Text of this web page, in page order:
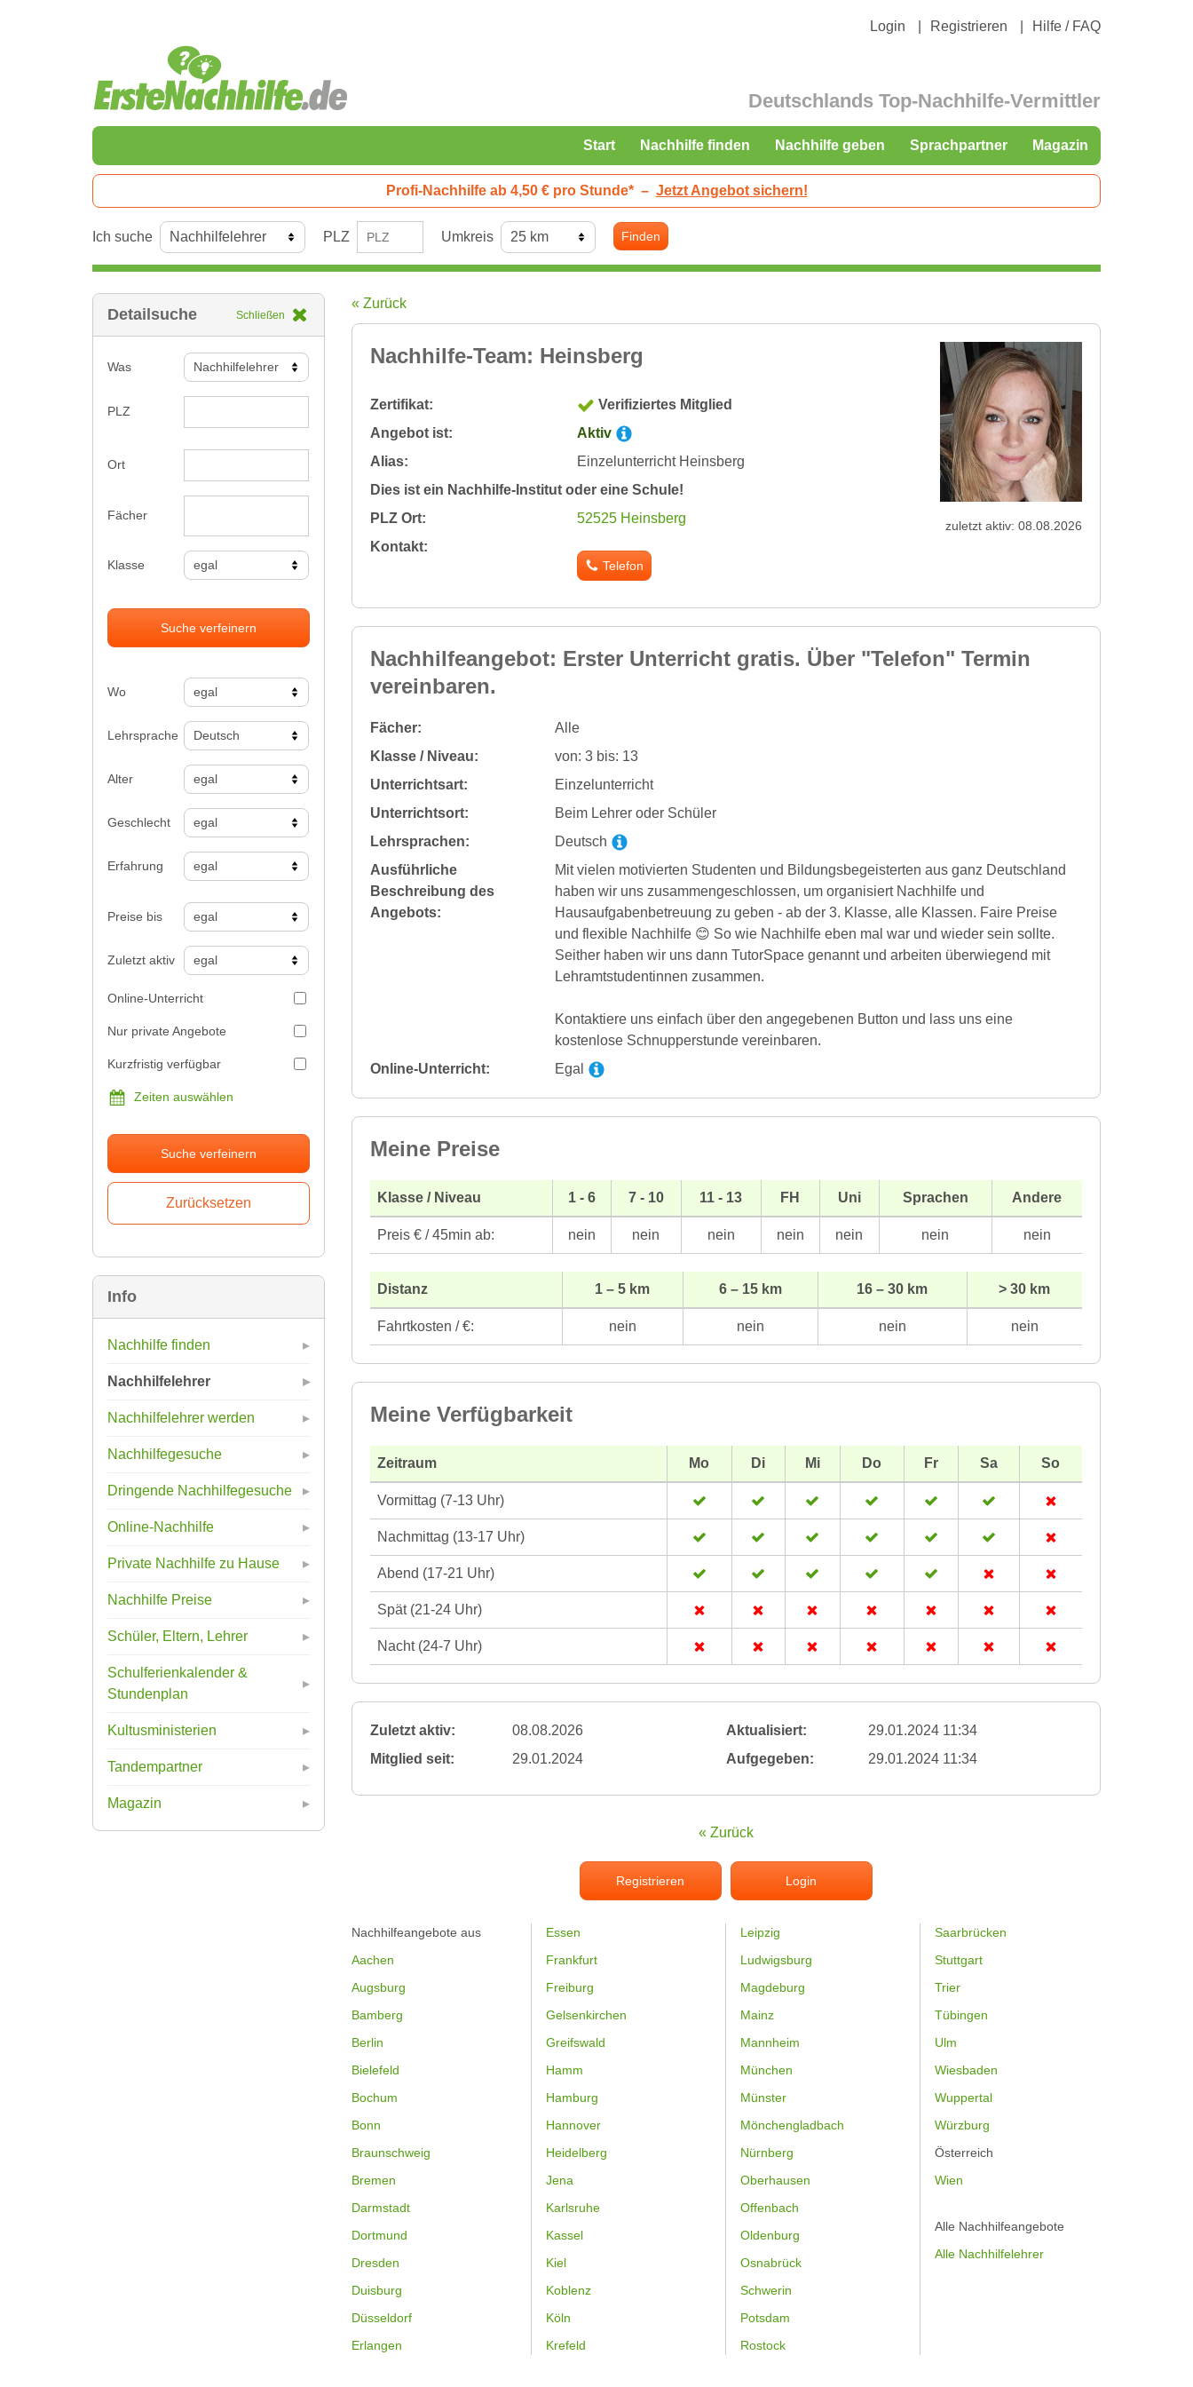
Login Registrieren Hilfe / FAQ
Deutschlands Top-Nachhilfe-Vermittler
Start Nachhilfe finden Nachhilfe geben Sprachpartner Magazin
Profi-Nachhilfe ab 4,50 € pro Stunde* – Jetzt Angebot sichern!
Ich suche PLZ Umkreis Finden
Detailsuche Schließen
Was
PLZ
Ort
Fächer
Klasse
Suche verfeinern
Wo
Lehrsprache
Alter
Geschlecht
Erfahrung
Preise bis
Zuletzt aktiv
Online-Unterricht
Nur private Angebote
Kurzfristig verfügbar
Zeiten auswählen
Suche verfeinern
Info
Nachhilfe finden
Nachhilfelehrer
Nachhilfelehrer werden
Nachhilfegesuche
Dringende Nachhilfegesuche
Online-Nachhilfe
Private Nachhilfe zu Hause
Nachhilfe Preise
Schüler, Eltern, Lehrer
Schulferienkalender &
Stundenplan
Kultusministerien
Tandempartner
Magazin
« Zurück
Nachhilfe-Team: Heinsberg
Zertifikat:
Verifiziertes Mitglied
Angebot ist:
Aktiv
Alias:
Einzelunterricht Heinsberg
Dies ist ein Nachhilfe-Institut oder eine Schule!
PLZ Ort:
52525 Heinsberg
Kontakt:
Telefon
zuletzt aktiv: 08.08.2026
Nachhilfeangebot: Erster Unterricht gratis. Über "Telefon" Termin
vereinbaren.
Fächer:
Alle
Klasse / Niveau:
von: 3 bis: 13
Unterrichtsart:
Einzelunterricht
Unterrichtsort:
Beim Lehrer oder Schüler
Lehrsprachen:
Deutsch
Ausführliche
Beschreibung des
Angebots:
Mit vielen motivierten Studenten und Bildungsbegeisterten aus ganz Deutschland
haben wir uns zusammengeschlossen, um organisiert Nachhilfe und
Hausaufgabenbetreuung zu geben - ab der 3. Klasse, alle Klassen. Faire Preise
und flexible Nachhilfe 😊 So wie Nachhilfe eben mal war und wieder sein sollte.
Seither haben wir uns dann TutorSpace genannt und arbeiten überwiegend mit
Lehramtstudentinnen zusammen.
Kontaktiere uns einfach über den angegebenen Button und lass uns eine
kostenlose Schnupperstunde vereinbaren.
Online-Unterricht:
Egal
Meine Preise
Klasse / Niveau 1 - 6 7 - 10 11 - 13 FH Uni Sprachen Andere
Preis € / 45min ab: nein nein nein nein nein nein nein
Distanz 1 – 5 km 6 – 15 km 16 – 30 km > 30 km
Fahrtkosten / €: nein nein nein nein
Meine Verfügbarkeit
Zeitraum Mo Di Mi Do Fr Sa So
Vormittag (7-13 Uhr)
Nachmittag (13-17 Uhr)
Abend (17-21 Uhr)
Spät (21-24 Uhr)
Nacht (24-7 Uhr)
Zuletzt aktiv: 08.08.2026 Aktualisiert:
29.01.2024 11:34
Mitglied seit:
29.01.2024 Aufgegeben: 29.01.2024 11:34
« Zurück
Registrieren Login
Nachhilfeangebote aus
Aachen
Augsburg
Bamberg
Berlin
Bielefeld
Bochum
Bonn
Braunschweig
Bremen
Darmstadt
Dortmund
Dresden
Duisburg
Düsseldorf
Erlangen
Essen
Frankfurt
Freiburg
Gelsenkirchen
Greifswald
Hamm
Hamburg
Hannover
Heidelberg
Jena
Karlsruhe
Kassel
Kiel
Koblenz
Köln
Krefeld
Leipzig
Ludwigsburg
Magdeburg
Mainz
Mannheim
München
Münster
Mönchengladbach
Nürnberg
Oberhausen
Offenbach
Oldenburg
Osnabrück
Schwerin
Potsdam
Rostock
Saarbrücken
Stuttgart
Trier
Tübingen
Ulm
Wiesbaden
Wuppertal
Würzburg
Österreich
Wien
Alle Nachhilfeangebote
Alle Nachhilfelehrer